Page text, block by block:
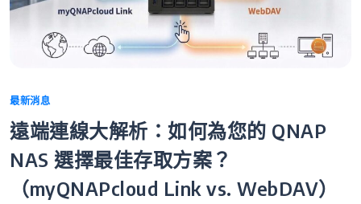
Categories
最新消息
遠端連線大解析：如何為您的 QNAP
NAS 選擇最佳存取方案？
（myQNAPcloud Link vs. WebDAV）